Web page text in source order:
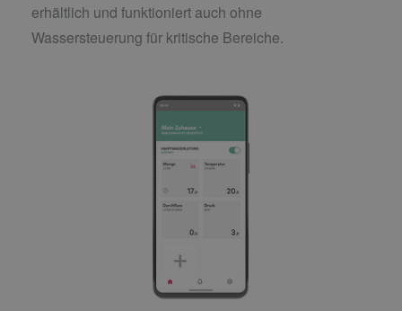
erhältlich und funktioniert auch ohne
Wassersteuerung für kritische Bereiche.